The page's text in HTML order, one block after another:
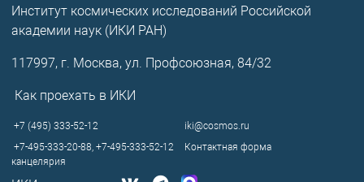
Институт космических исследований Российской
академии наук (ИКИ РАН)
117997, г. Москва, ул. Профсоюзная, 84/32
Как проехать в ИКИ
+7 (495) 333-52-12
iki@cosmos.ru
+7-495-333-20-88,+7-495-333-52-12
канцелярия
Контактная форма